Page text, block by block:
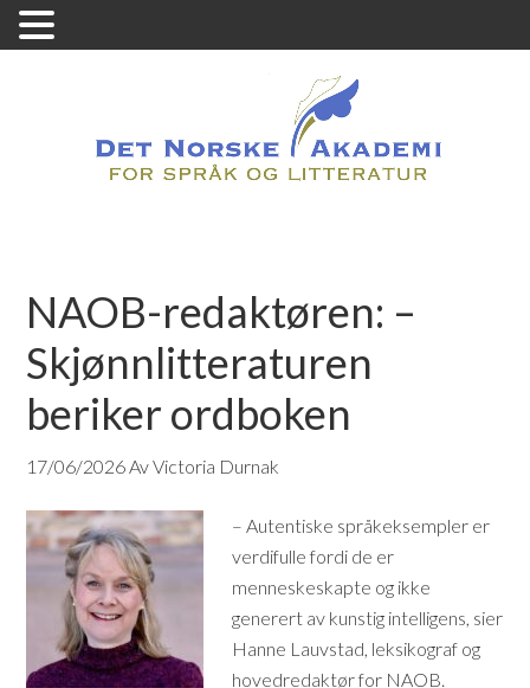
NAOB-redaktøren: –
Skjønnlitteraturen
beriker ordboken
17/06/2026Av Victoria Durnak
– Autentiske språkeksempler er
verdifulle fordi de er
menneskeskapte og ikke
generert av kunstig intelligens, sier
Hanne Lauvstad, leksikograf og
hovedredaktør for NAOB.